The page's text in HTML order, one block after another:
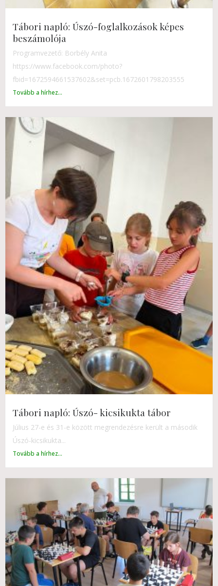
Tábori napló: Úszó-foglalkozások képes
beszámolója
Programvezető: Borbély Anita
https://www.facebook.com/photo?
fbid=1672594661537602&set=pcb.1672601798203555
Tovább a hírhez...
Tábori napló: Úszó- kicsikukta tábor
Július 27-e és 31-e között megrendezésre került a második
Úszó-kicsikukta...
Tovább a hírhez...